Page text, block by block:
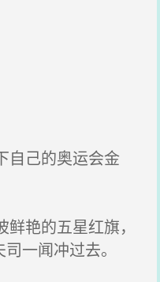
己的奥运会金
艳的五星红旗，
一闻冲过去。